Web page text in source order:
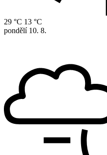
29 °C 13 °C
pondělí 10. 8.